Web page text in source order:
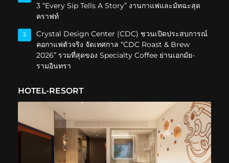
3 “Every Sip Tells A Story” งานกาแฟและมัทฉะสุด
คราฟท์
2
Crystal Design Center (CDC) ชวนเปิดประสบการณ์
คอกาแฟตัวจริง จัดเทศกาล “CDC Roast & Brew
2026” รวมที่สุดของ Specialty Coffee ย่านเอกมัย-
รามอินทรา
HOTEL-RESORT